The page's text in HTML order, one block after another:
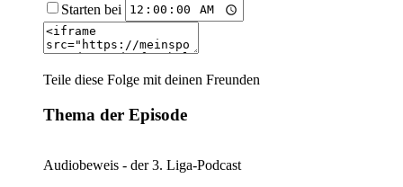
Starten bei
Teile diese Folge mit deinen Freunden
Thema der Episode
Audiobeweis - der 3. Liga-Podcast